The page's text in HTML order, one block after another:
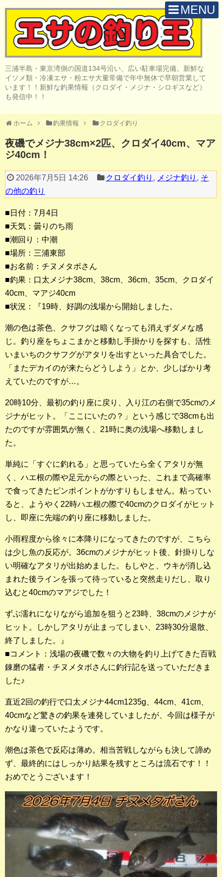
MENU
三浦半島・東京湾側の国道134号沿い、広い駐車場完備。新鮮な
イソメ類・冷凍エサ・粉エサ大量常備で年中無休で早朝営業して
います！！新鮮な釣果情報（クロダイ・メジナ・シロギスなど）
も発信中！！
ホーム 釣果情報 クロダイ釣り
夜磯でメジナ38cm×2匹、クロダイ40cm、マア
ジ40cm！
2026年7月5日 14:26 クロダイ釣り , メジナ釣り , そ
の他の釣り
■日付：7月4日
■天気：曇りのち雨
■潮回り：中潮
■場所：三浦東部
■お名前：チヌメタボさん
■釣果：口太メジナ38cm、38cm、36cm、35cm、クロダイ
40cm、マアジ40cm
■状況：『19時、好調の浅場から開始しました。
潮の色は茶色、クサフグは暗くなっても消えずダメな感
じ。釣り座をちょこまかと移動し手掛かりを探すも、活性
いまいちのクサフグがアタリを出すといった具合でした。
「またデカイのが来たらどうしよう」とか、少しばかり考
えていたのですが…。
20時10分、最初の釣り座に戻り、入り江の右側で35cmのメ
ジナがヒット。「ここにいたの？」という感じで38cmも出
たのですが雰囲気が無く、21時に奥の浅場へ移動しまし
た。
単純に「すぐに釣れる」と思っていたら全くアタリが無
く、ハエ根の際や足元からの際といった、これまで高確率
で食ってきたピンポイントがかすりもしません。粘ってい
ると、ようやく22時ハエ根の際で40cmのクロダイがヒット
し、即座に先端の釣り座に移動しました。
小雨程度から徐々に本降りになってきたのですが、こちら
は少し魚の反応が。36cmのメジナがヒット後、針掛りしな
い明確なアタリが出始めました。もしやと、ウキが消し込
まれた後ラインを張って待っていると突然走りだし、取り
込むと40cmのマアジでした！
ずぶ濡れになりながら追加を狙うと23時、38cmのメジナが
ヒット。しかしアタリが止まってしまい、23時30分退散、
終了しました。』
■コメント：浅場の夜磯で数々の大物を釣り上げてきた百戦
錬磨の猛者・チヌメタボさんに釣行記を送っていただきま
した♪
直近2回の釣行で口太メジナ44cm1235g、44cm、41cm、
40cmなど驚きの釣果を連発していましたが、今回は様子が
かなり違っていたようです。
潮色は茶色で反応は薄め。相当苦戦しながらも決して諦め
ず、最終的にはしっかり結果を残すところは流石です！！
おめでとうございます！
H O M E
取 扱 商 品
釣 果 情 報
投げ・堤防釣り
陸っぱりルアー
船・ボート釣り
その他の釣り
釣果ランキング
2023年 クロダイ部門
2023年 メジナ部門
歴代釣果ランキング
メジナ部門
ブログ・釣行記
スタッフブログ
スタッフ釣行記
釣果投稿フォーム
お問い合わせ